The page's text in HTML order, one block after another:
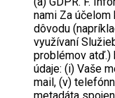
nami Za
dôvodu
využívaní
problémov atď.)
údaje: (i) Vaše
mail, (v)
metadáta